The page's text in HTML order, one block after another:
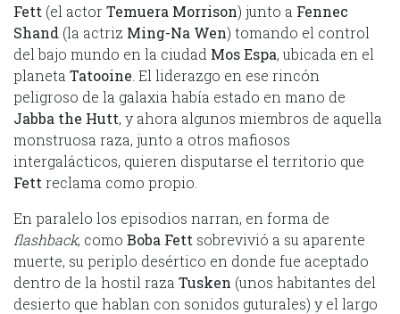
Fett (el actorTemuera Morrison) junto a Fennec
Shand (la actriz Ming-Na Wen) tomando el control
del bajo mundo en la ciudad Mos Espa, ubicada en el
planeta Tatooine . El liderazgo en ese rincón
peligroso de la galaxia había estado en mano de
Jabba the Hutt, y ahora algunos miembros de aquella
monstruosa raza, junto a otros mafiosos
intergalácticos, quieren disputarse el territorio que
Fett reclama como propio.
En paralelo los episodios narran, en forma de
flashback, como Boba Fett sobrevivió a su aparente
muerte, su periplo desértico en donde fue aceptado
dentro de la hostil raza Tusken (unos habitantes del
desierto que hablan con sonidos guturales) y el largo